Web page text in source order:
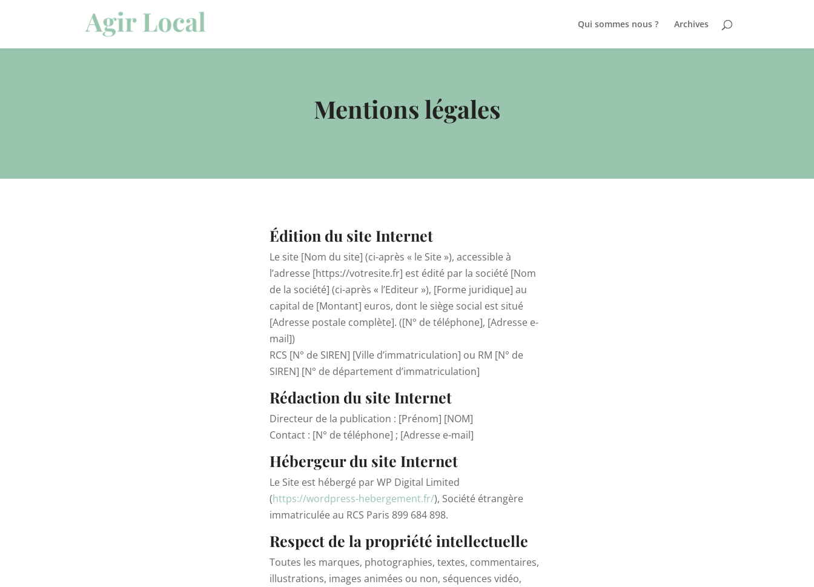
Qui sommes nous ? Archives
Mentions légales
Édition du site Internet
Le site [Nom du site] (ci-après « le Site »), accessible à
l’adresse [https://votresite.fr] est édité par la société [Nom
de la société] (ci-après « l’Editeur »), [Forme juridique] au
capital de [Montant] euros, dont le siège social est situé
[Adresse postale complète]. ([N° de téléphone], [Adresse e-
mail])
RCS [N° de SIREN] [Ville d’immatriculation] ou RM [N° de
SIREN] [N° de département d’immatriculation]
Rédaction du site Internet
Directeur de la publication : [Prénom] [NOM]
Contact : [N° de téléphone] ; [Adresse e-mail]
Hébergeur du site Internet
Le Site est hébergé parWP Digital Limited
(https://wordpress-hebergement.fr/), Société étrangère
immatriculée au RCS Paris 899 684 898.
Respect de la propriété intellectuelle
Toutes les marques, photographies, textes, commentaires,
illustrations, images animées ou non, séquences vidéo,